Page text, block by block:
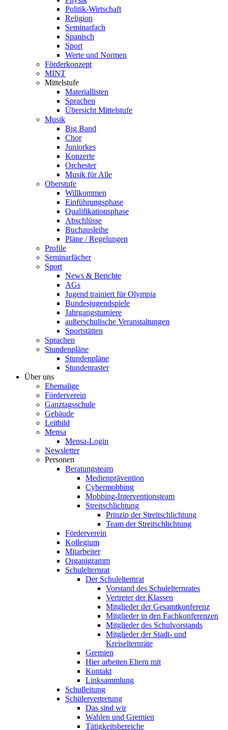
Politik-Wirtschaft
Religion
Seminarfach
Spanisch
Sport
Werte und Normen
Förderkonzept
MINT
Mittelstufe
Materiallisten
Sprachen
Übersicht Mittelstufe
Musik
Big Band
Chor
Juniorkes
Konzerte
Orchester
Musik für Alle
Oberstufe
Willkommen
Einführungsphase
Qualifikationsphase
Abschlüsse
Buchausleihe
Pläne / Regelungen
Profile
Seminarfächer
Sport
News & Berichte
AGs
Jugend trainiert für Olympia
Bundesjugendspiele
Jahrgangsturniere
außerschulische Veranstaltungen
Sportstätten
Sprachen
Stundenpläne
Stundenpläne
Stundenraster
Über uns
Ehemalige
Förderverein
Ganztagsschule
Gebäude
Leitbild
Mensa
Mensa-Login
Newsletter
Personen
Beratungsteam
Medienprävention
Cybermobbing
Mobbing-Interventionsteam
Streitschlichtung
Prinzip der Streitschlichtung
Team der Streitschlichtung
Förderverein
Kollegium
Mitarbeiter
Organigramm
Schulelternrat
Der Schulelternrat
Vorstand des Schulelternrates
Vertreter der Klassen
Mitglieder der Gesamtkonferenz
Mitglieder in den Fachkonferenzen
Mitglieder des Schulvorstands
Mitglieder der Stadt- und
Kreiselternräte
Gremien
Hier arbeiten Eltern mit
Kontakt
Linksammlung
Schulleitung
Schülervertretung
Das sind wir
Wahlen und Gremien
Tätigkeitsbereiche